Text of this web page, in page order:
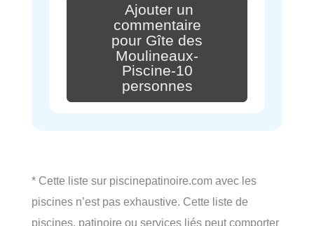
Ajouter un
commentaire
pour Gîte des
Moulineaux-
Piscine-10
personnes
* Cette liste sur piscinepatinoire.com avec les
piscines n’est pas exhaustive. Cette liste de
piscines, patinoire ou services liés peut comporter